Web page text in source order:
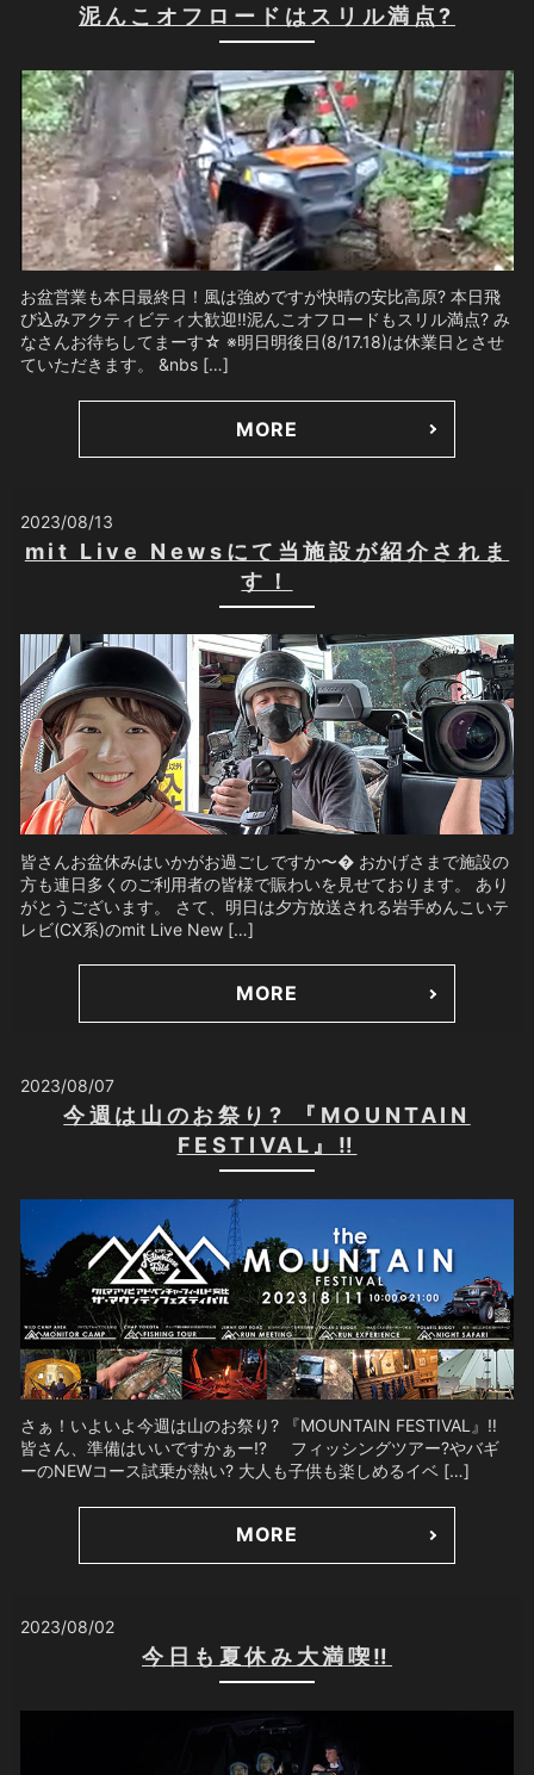
泥んこオフロードはスリル満点?
お盆営業も本日最終日！風は強めですが快晴の安比高原? 本日飛
び込みアクティビティ大歓迎‼️泥んこオフロードもスリル満点? み
なさんお待ちしてまーす☆ ※明日明後日(8/17.18)は休業日とさせ
ていただきます。 &nbs […]
MORE
2023/08/13
mit Live Newsにて当施設が紹介されま
す！
皆さんお盆休みはいかがお過ごしですか〜� おかげさまで施設の
方も連日多くのご利用者の皆様で賑わいを見せております。 あり
がとうございます。 さて、明日は夕方放送される岩手めんこいテ
レビ(CX系)のmit Live New […]
MORE
2023/08/07
今週は山のお祭り? 『MOUNTAIN
FESTIVAL』‼️
さぁ！いよいよ今週は山のお祭り? 『MOUNTAIN FESTIVAL』‼️
皆さん、準備はいいですかぁー⁉️ フィッシングツアー?やバギ
ーのNEWコース試乗が熱い? 大人も子供も楽しめるイベ […]
MORE
2023/08/02
今日も夏休み大満喫‼️